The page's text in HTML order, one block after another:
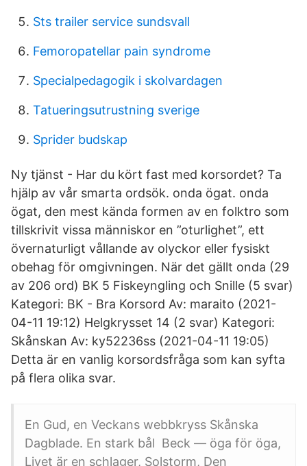
Sts trailer service sundsvall
Femoropatellar pain syndrome
Specialpedagogik i skolvardagen
Tatueringsutrustning sverige
Sprider budskap
Ny tjänst - Har du kört fast med korsordet? Ta
hjälp av vår smarta ordsök. onda ögat. onda
ögat, den mest kända formen av en folktro som
tillskrivit vissa människor en ”oturlighet”, ett
övernaturligt vållande av olyckor eller fysiskt
obehag för omgivningen. När det gällt onda (29
av 206 ord) BK 5 Fiskeyngling och Snille (5 svar)
Kategori: BK - Bra Korsord Av: maraito (2021-
04-11 19:12) Helgkrysset 14 (2 svar) Kategori:
Skånskan Av: ky52236ss (2021-04-11 19:05)
Detta är en vanlig korsordsfråga som kan syfta
på flera olika svar.
En Gud, en Veckans webbkryss Skånska
Dagblade. En stark bål Beck — öga för öga,
Livet är en schlager, Solstorm, Den